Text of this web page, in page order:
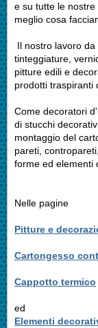
e su tutte le
meglio cosa
Il nostro lavoro
tinteggiature,
pitture edili e
prodotti traspiranti
Come decoratori
di stucchi
montaggio del
pareti,
forme ed elementi
Nelle pagine
Pitture e
Cartongesso
Cappotto termico
ed
Elementi